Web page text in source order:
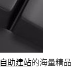
自助建站的海量精品